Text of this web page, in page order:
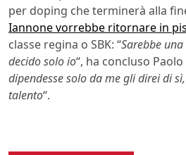
per doping che terminerà alla
Iannone vorrebbe ritornare in
classe regina o SBK: “Sarebbe
decido solo io“, ha concluso
dipendesse solo da me gli direi di
talento“.